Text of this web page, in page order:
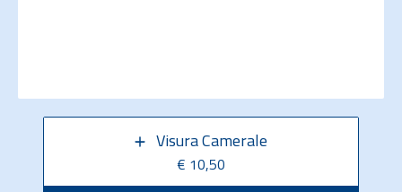
Visura Camerale
€ 10,50